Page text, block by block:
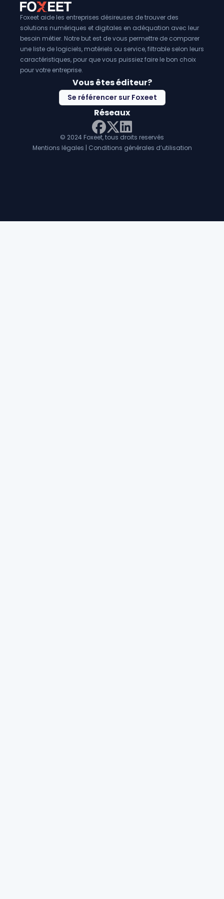
Foxeet aide les entreprises désireuses de trouver des
solutions numériques et digitales en adéquation avec leur
besoin métier. Notre but est de vous permettre de comparer
une liste de logiciels, matériels ou service, filtrable selon leurs
caractéristiques, pour que vous puissiez faire le bon choix
pour votre entreprise.
Vous êtes éditeur?
Se référencer sur Foxeet
Réseaux
Facebook
Twitter X
LinkedIn
© 2024 Foxeet, tous droits reservés
Mentions légales | Conditions générales d’utilisation